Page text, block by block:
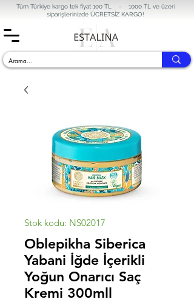
Tüm Türkiye kargo tek fiyat 100 TL - 1000 TL ve üzeri
siparişlerinizde ÜCRETSİZ KARGO!
Stok kodu: NS02017
Oblepikha Siberica
Yabani İğde İçerikli
Yoğun Onarıcı Saç
Kremi 300mll